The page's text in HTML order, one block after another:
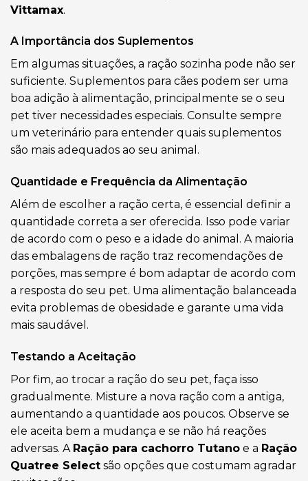
Vittamax.
A Importância dos Suplementos
Em algumas situações, a ração sozinha pode não ser
suficiente. Suplementos para cães podem ser uma
boa adição à alimentação, principalmente se o seu
pet tiver necessidades especiais. Consulte sempre
um veterinário para entender quais suplementos
são mais adequados ao seu animal.
Quantidade e Frequência da Alimentação
Além de escolher a ração certa, é essencial definir a
quantidade correta a ser oferecida. Isso pode variar
de acordo com o peso e a idade do animal. A maioria
das embalagens de ração traz recomendações de
porções, mas sempre é bom adaptar de acordo com
a resposta do seu pet. Uma alimentação balanceada
evita problemas de obesidade e garante uma vida
mais saudável.
Testando a Aceitação
Por fim, ao trocar a ração do seu pet, faça isso
gradualmente. Misture a nova ração com a antiga,
aumentando a quantidade aos poucos. Observe se
ele aceita bem a mudança e se não há reações
adversas. A Ração para cachorro Tutano e a Ração
Quatree Select são opções que costumam agradar